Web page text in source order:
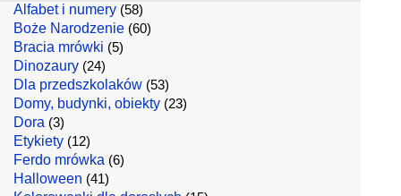
Alfabet i numery (58)
Boże Narodzenie (60)
Bracia mrówki (5)
Dinozaury (24)
Dla przedszkolaków (53)
Domy, budynki, obiekty (23)
Dora (3)
Etykiety (12)
Ferdo mrówka (6)
Halloween (41)